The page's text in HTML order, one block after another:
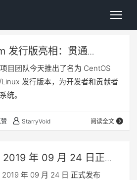
发行版亮相：贯通
开发
目团队今天推出了名为 CentOS
发行版本，为开发者和贡献者
统。
StarryVoid 阅读全文
年 09 月 24 日正式
年 09 月 24 日 正式发布